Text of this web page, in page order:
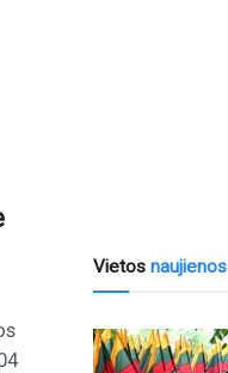
Vietos naujienos